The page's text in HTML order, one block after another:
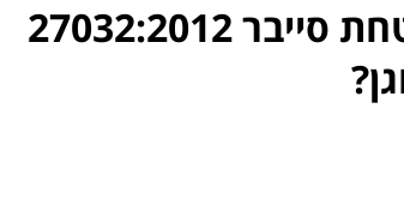
מעוניינים בהסמכה לתקן אבטחת סייבר 27032:2012